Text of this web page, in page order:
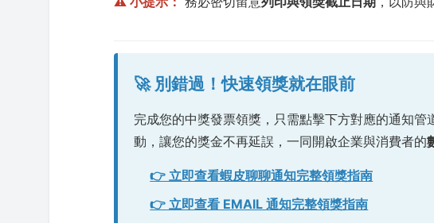
🚀 別錯過！快速領獎就在眼前
完成您的中獎發票領獎，只需點擊下方對應的通知
動，讓您的獎金不再延誤，一同開啟企業與消費者的
👉 立即查看蝦皮聊聊通知完整領獎指南
👉 立即查看 EMAIL 通知完整領獎指南